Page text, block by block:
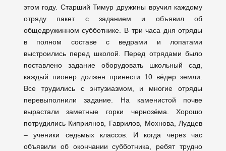
этом году. Старший Тимур дружины вручил каждому
отряду пакет с заданием и объявил об
общедружинном субботнике. В три часа дня отряды
в полном составе с ведрами и лопатами
выстроились перед школой. Перед отрядами было
поставлено задание оборудовать школьный сад,
каждый пионер должен принести 10 вёдер земли.
Все трудились с энтузиазмом, и многие отряды
перевыполнили задание. На каменистой почве
вырастали заметные горки чернозёма. Хорошо
потрудились Киприянов, Гаврилов, Мохнова, Лудцев
– ученики седьмых классов. И когда через час
объявили об окончании субботника, ребят трудно